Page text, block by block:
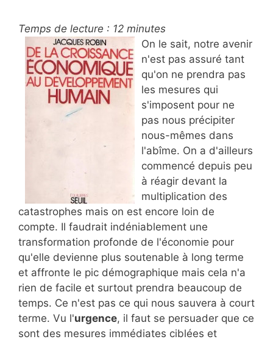
Temps de lecture : 12 minutes
On le sait, notre avenir
n'est pas assuré tant
qu'on ne prendra pas
les mesures qui
s'imposent pour ne
pas nous précipiter
nous-mêmes dans
l'abîme. On a d'ailleurs
commencé depuis peu
à réagir devant la
multiplication des
catastrophes mais on est encore loin de
compte. Il faudrait indéniablement une
transformation profonde de l'économie pour
qu'elle devienne plus soutenable à long terme
et affronte le pic démographique mais cela n'a
rien de facile et surtout prendra beaucoup de
temps. Ce n'est pas ce qui nous sauvera à court
terme. Vu l'urgence, il faut se persuader que ce
sont des mesures immédiates ciblées et